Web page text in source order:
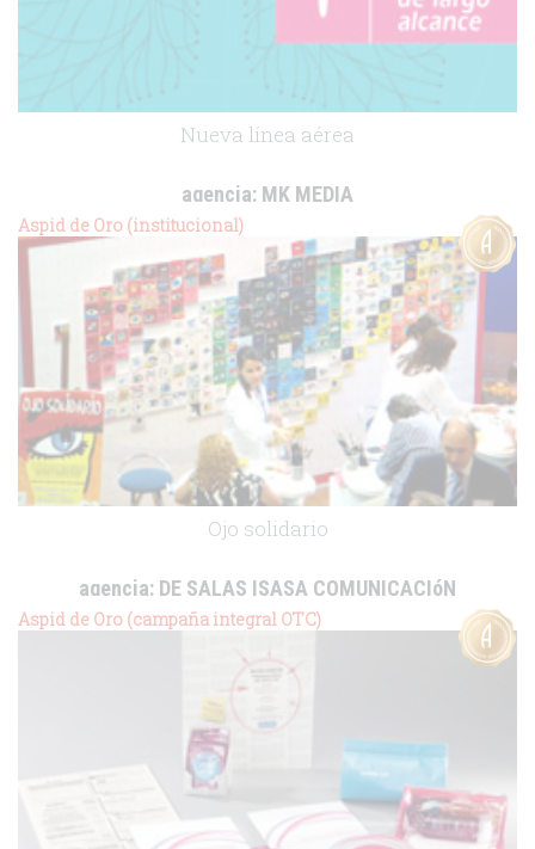
Nueva línea aérea
agencia: MK MEDIA
cliente:
.
Aspid de Oro (institucional)
Ojo solidario
agencia: DE SALAS ISASA COMUNICACIóN
cliente:Alcon
Aspid de Oro (campaña integral OTC)